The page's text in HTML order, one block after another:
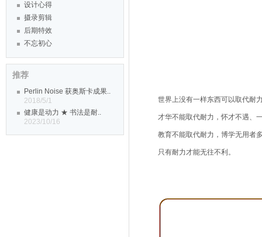
设计心得
摄录剪辑
后期特效
不忘初心
推荐
Perlin Noise 获奥斯卡成果..
2018/5/1
健康是动力 ★ 书法是耐..
2023/10/16
世界上没有一样东西可以取代耐
才华不能取代耐力，怀才不遇、
教育不能取代耐力，博学无用者
只有耐力才能无往不利。